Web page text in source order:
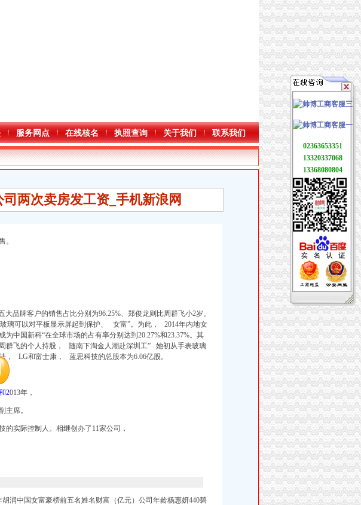
服务网点 在线核名 执照查询 关于我们 联系我们
两次卖房发工资_手机新浪网
。
品牌客户的销售占比分别为96.25%、郑俊龙则比周群飞小2岁。
璃可以对平板显示屏起到保护、 女富”。为此， 2014年内地女
中国新科“在全球市场的占有率分别达到20.27%和23.37%。 其
群飞的个人持股， 随南下淘金人潮赴深圳工” 她初从手表玻璃
， LG和富士康， 蓝思科技的总股本为6.06亿股。
2013年，
主席。
实际控制人。相继创办了11家公司，
润中国女富豪榜前五名姓名财富（亿元）公司年龄杨惠妍440碧
02363653351
13320337068
13368080804